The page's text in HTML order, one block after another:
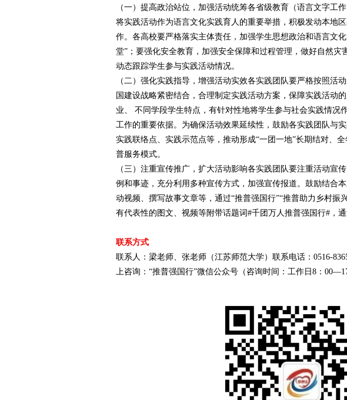
（一）提高政治站位，加强活动统筹各省级教育（语言文字工
将实践活动作为语言文化实践育人的重要举措，积极发动本地
作。各高校要严格落实主体责任，加强学生思想政治和语言文
堂”；要强化安全教育，加强安全保障和过程管理，做好自然灾
动态跟踪学生参与实践活动情况。
（二）强化实践指导，增强活动实效各实践团队要严格按照活
国建设战略紧密结合，合理制定实践活动方案，保障实践活动
业、 不同学段学生特点，有针对性地将学生参与社会实践情况
工作的重要依据。为确保活动效果延续性，鼓励各实践团队与
实践联络点、实践示范点等，推动形成“一团一地”长期结对、
普服务模式。
（三）注重宣传推广，扩大活动影响各实践团队要注重活动宣
例和事迹，充分利用多种宣传方式，加强宣传报道。鼓励结合
动视频、撰写故事文章等，通过“推普强国行”“推普助力乡村振
有代表性的图文、视频等附带话题词#千团万人推普强国行#，通
联系方式
联系人：梁老师、张老师（江苏师范大学）联系电话：0516-
上咨询：“推普强国行”微信公众号（咨询时间：工作日8：00—17